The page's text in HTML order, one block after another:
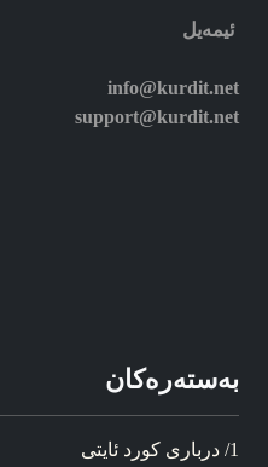
ئیمه‌یل
info@kurdit.net
support@kurdit.net
به‌سته‌ره‌کان
1/ د‌ربار‌ی کورد ئایتی